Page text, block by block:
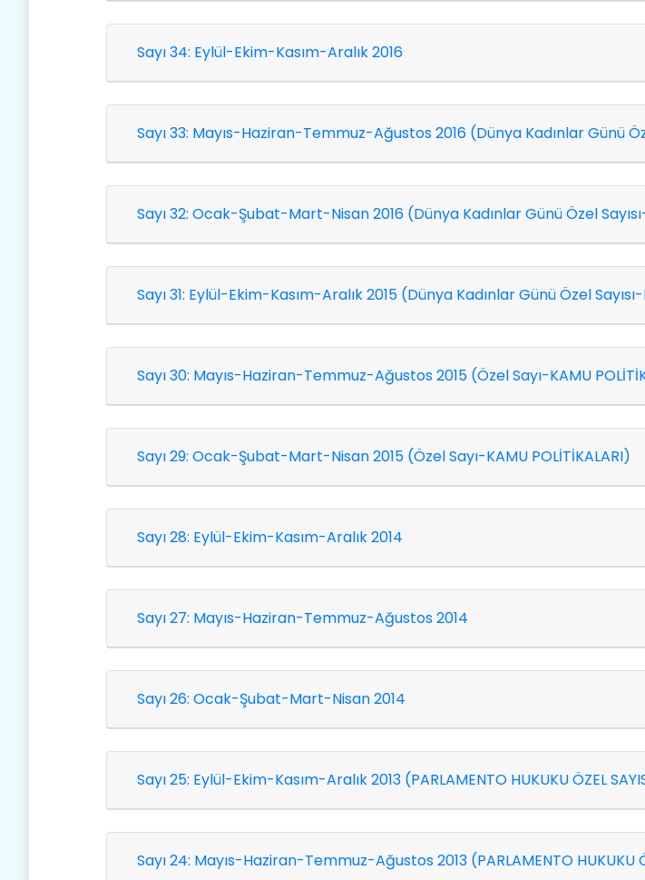
Sayı 34: Eylül-Ekim-Kasım-Aralık 2016
Sayı 33: Mayıs-Haziran-Temmuz-Ağustos 2016 (Dünya Kadınlar Günü
Sayı 32: Ocak-Şubat-Mart-Nisan 2016 (Dünya Kadınlar Günü Özel
Sayı 31: Eylül-Ekim-Kasım-Aralık 2015 (Dünya Kadınlar Günü Özel
Sayı 30: Mayıs-Haziran-Temmuz-Ağustos 2015 (Özel Sayı-KAMU
Sayı 29: Ocak-Şubat-Mart-Nisan 2015 (Özel Sayı-KAMU POLİTİKALARI)
Sayı 28: Eylül-Ekim-Kasım-Aralık 2014
Sayı 27: Mayıs-Haziran-Temmuz-Ağustos 2014
Sayı 26: Ocak-Şubat-Mart-Nisan 2014
Sayı 25: Eylül-Ekim-Kasım-Aralık 2013 (PARLAMENTO HUKUKU
Sayı 24: Mayıs-Haziran-Temmuz-Ağustos 2013 (PARLAMENTO HUKUKU